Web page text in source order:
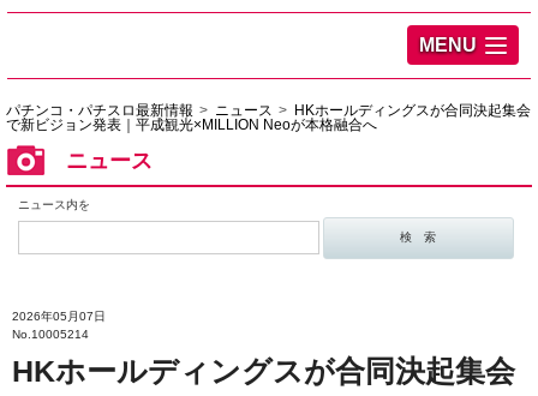
MENU
パチンコ・パチスロ最新情報 ニュース
HKホールディングスが合同決起集会
で新ビジョン発表｜平成観光×MILLION Neoが本格融合へ
ニュース
ニュース内を
2026年05月07日
No.10005214
HKホールディングスが合同決起集会